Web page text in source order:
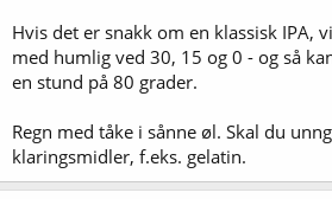
Hvis det er snakk om en klassisk IPA,
med humlig ved 30, 15 og 0 - og så
en stund på 80 grader.
Regn med tåke i sånne øl. Skal du
klaringsmidler, f.eks. gelatin.